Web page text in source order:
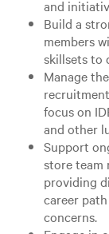
and
Build a
members
skillsets to
Manage
focus on
and other
Support
store team
providing
career
concerns.